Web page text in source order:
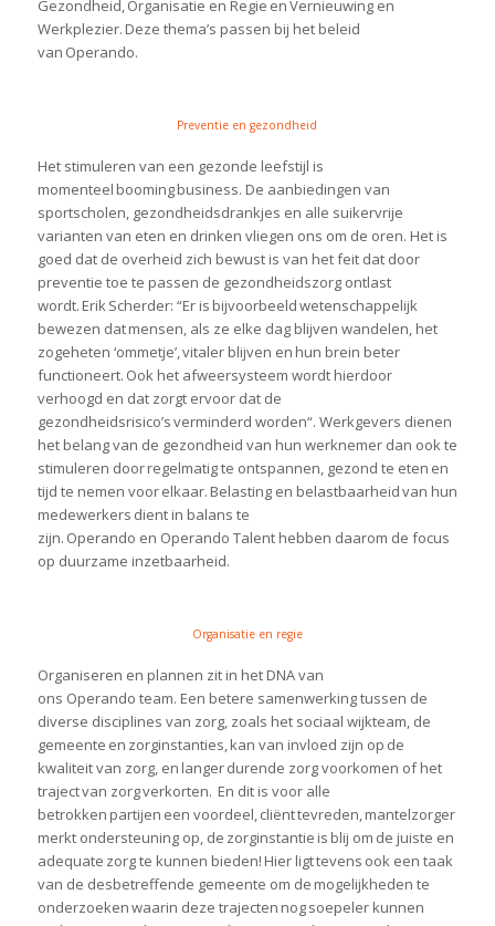
Gezondheid,Organisatie en Regie enVernieuwing en
Werkplezier. Deze thema’s passen bij het beleid
van Operando.
Preventie en gezondheid
Het stimuleren van een gezonde leefstijl is
momenteel boomingbusiness. De aanbiedingen van
sportscholen, gezondheidsdrankjes en alle suikervrije
varianten van eten en drinken vliegen ons om de oren. Het is
goed dat de overheid zich bewust is van het feit dat door
preventie toe te passen de gezondheidszorg ontlast
wordt. ErikScherder: “Er is bijvoorbeeld wetenschappelijk
bewezen dat mensen, als ze elke dag blijven wandelen, het
zogeheten ‘ommetje’, vitaler blijven en hun brein beter
functioneert. Ook het afweersysteem wordt hierdoor
verhoogd en dat zorgt ervoor dat de
gezondheidsrisico’s verminderd worden“. Werkgevers dienen
het belang van de gezondheid van hun werknemer dan ook te
stimuleren door regelmatig te ontspannen, gezond te eten en
tijd te nemen voor elkaar. Belasting en belastbaarheid van hun
medewerkers dient in balans te
zijn. Operando en Operando Talent hebben daarom de focus
op duurzame inzetbaarheid.
Organisatie en regie
Organiseren en plannen zit in het DNA van
ons Operando team. Een betere samenwerking tussen de
diverse disciplines van zorg, zoals het sociaal wijkteam, de
gemeente en zorginstanties, kan van invloed zijn op de
kwaliteit van zorg, en langer durende zorg voorkomen of het
traject van zorg verkorten. En dit is voor alle
betrokken partijen een voordeel, cliënt tevreden, mantelzorger
merkt ondersteuning op, de zorginstantie is blij om de juiste en
adequate zorg te kunnen bieden! Hier ligt tevens ook een taak
van de desbetreffende gemeente om de mogelijkheden te
onderzoeken waarin deze trajecten nog soepeler kunnen